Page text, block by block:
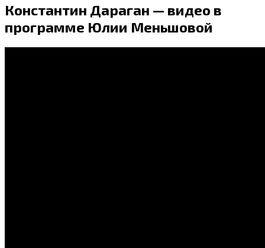
Константин Дараган — видео в
программе Юлии Меньшовой